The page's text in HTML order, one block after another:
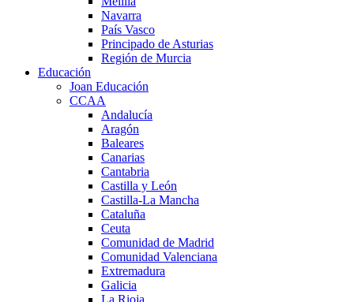
Navarra
País Vasco
Principado de Asturias
Región de Murcia
Educación
Joan Educación
CCAA
Andalucía
Aragón
Baleares
Canarias
Cantabria
Castilla y León
Castilla-La Mancha
Cataluña
Ceuta
Comunidad de Madrid
Comunidad Valenciana
Extremadura
Galicia
La Rioja